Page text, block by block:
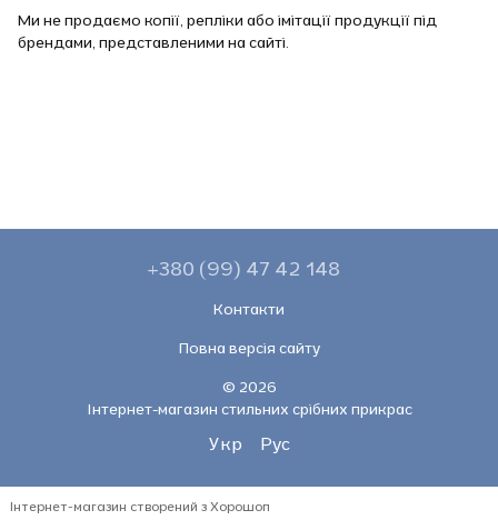
Ми не продаємо копії, репліки або імітації продукції під
брендами, представленими на сайті.
+380 (99) 47 42 148
Контакти
Повна версія сайту
© 2026
Інтернет-магазин стильних срібних прикрас
Укр Рус
Інтернет-магазин створений з Хорошоп